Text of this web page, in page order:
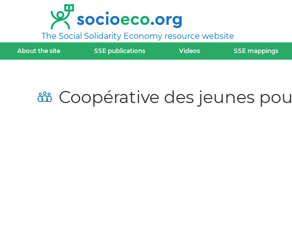
The Social Solidarity Economy resource website
About the site SSE publications Videos SSE mappings
Coopérative des jeunes